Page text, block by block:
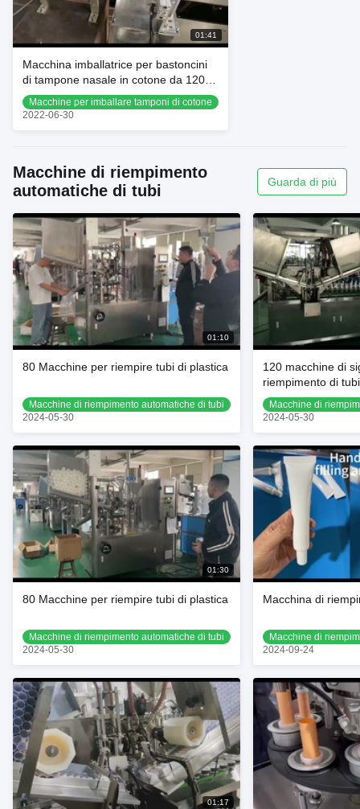
01:41
Macchina imballatrice per bastoncini
di tampone nasale in cotone da 120
sacchetti / minuto automatica
Macchine per imballare tamponi di cotone
2022-06-30
Macchine di riempimento
automatiche di tubi
Guarda di più
01:10
80 Macchine per riempire tubi di plastica
Macchine di riempimento automatiche di tubi
2024-05-30
120 macchine di
riempimento di
Macchine di
2024-05-30
01:30
80 Macchine per riempire tubi di plastica
Macchine di riempimento automatiche di tubi
2024-05-30
Macchina di
Macchine di
2024-09-24
01:17